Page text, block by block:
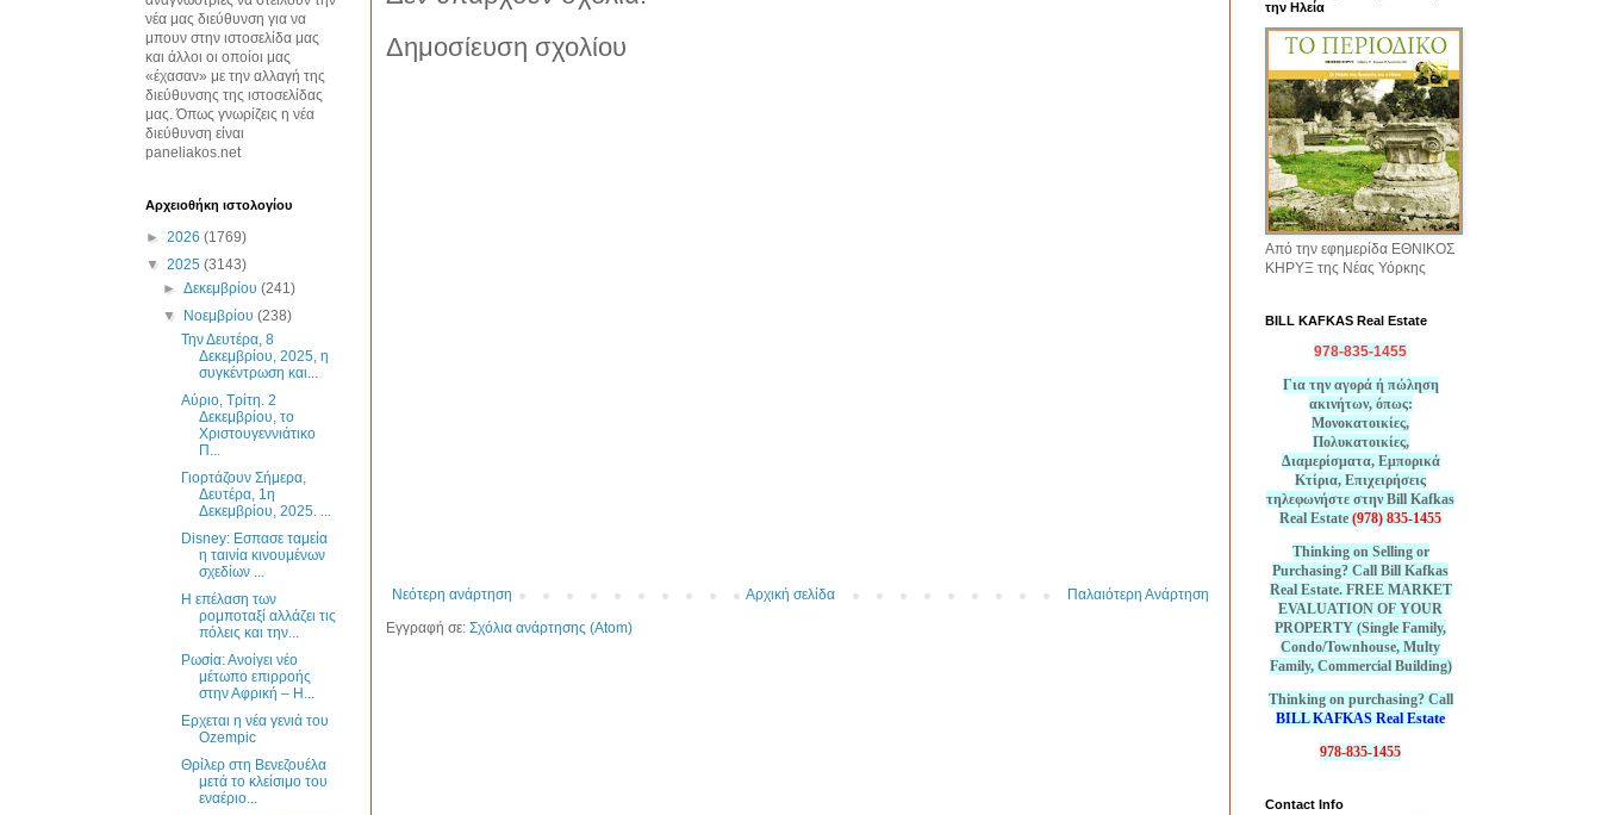
Δημοσίευση σχολίου
Νεότερη ανάρτηση Παλαιότερη Ανάρτηση
Αρχική σελίδα
Εγγραφή σε: Σχόλια ανάρτησης (Atom)
νέα μας διεύθυνση για να
μπουν στην ιστοσελίδα μας
και άλλοι οι οποίοι μας
«έχασαν» με την αλλαγή της
διεύθυνσης της ιστοσελίδας
μας. Όπως γνωρίζεις η νέα
διεύθυνση είναι
paneliakos.net
Αρχειοθήκη ιστολογίου
► 2026 (1769)
▼ 2025 (3143)
►Δεκεμβρίου(241)
▼ Νοεμβρίου(238)
Την Δευτέρα, 8
Δεκεμβρίου, 2025, η
συγκέντρωση και...
Αύριο, Τρίτη. 2
Δεκεμβρίου, το
Χριστουγεννιάτικο
Π...
Γιορτάζουν Σήμερα,
Δευτέρα, 1η
Δεκεμβρίου, 2025. ...
Disney: Εσπασε ταμεία
η ταινία κινουμένων
σχεδίων ...
Η επέλαση των
ρομποταξί αλλάζει τις
πόλεις και την...
Ρωσία: Ανοίγει νέο
μέτωπο επιρροής
στην Αφρική – Η...
Ερχεται η νέα γενιά του
Ozempic
Θρίλερ στη Βενεζουέλα
μετά το κλείσιμο του
εναέριο...
την Ηλεία
Από την εφημερίδα ΕΘΝΙΚΟΣ
ΚΗΡΥΞ της Νέας Υόρκης
BILL KAFKAS Real Estate
978-835-1455
Για την αγορά ή πώληση
ακινήτων, όπως:
Μονοκατοικίες,
Πολυκατοικίες,
Διαμερίσματα, Εμπορικά
Κτίρια, Επιχειρήσεις
τηλεφωνήστε στην Bill Kafkas
Real Estate (978) 835-1455
Thinking on Selling or
Purchasing? Call Bill Kafkas
Real Estate. FREE MARKET
EVALUATION OF YOUR
PROPERTY (Single Family,
Condo/Townhouse, Multy
Family, Commercial Building)
Thinking on purchasing? Call
BILL KAFKAS Real Estate
978-835-1455
Contact Info